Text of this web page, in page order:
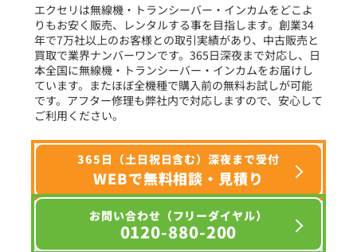
選択条件をリセット
エクセリは無線機・トランシーバー・インカムをどこよ
りもお安く販売、レンタルする事を目指します。創業34
年で7万社以上のお客様との取引実績があり、中古販売と
買取で業界ナンバーワンです。365日深夜まで対応し、日
本全国に無線機・トランシーバー・インカムをお届けし
ています。またほぼ全機種で購入前の無料お試しが可能
です。アフター修理も弊社内で対応しますので、安心して
ご利用ください。
365日（土日祝日含む）深夜まで受付
WEBで無料相談・見積り
お問い合わせ（フリーダイヤル）
0120-880-200